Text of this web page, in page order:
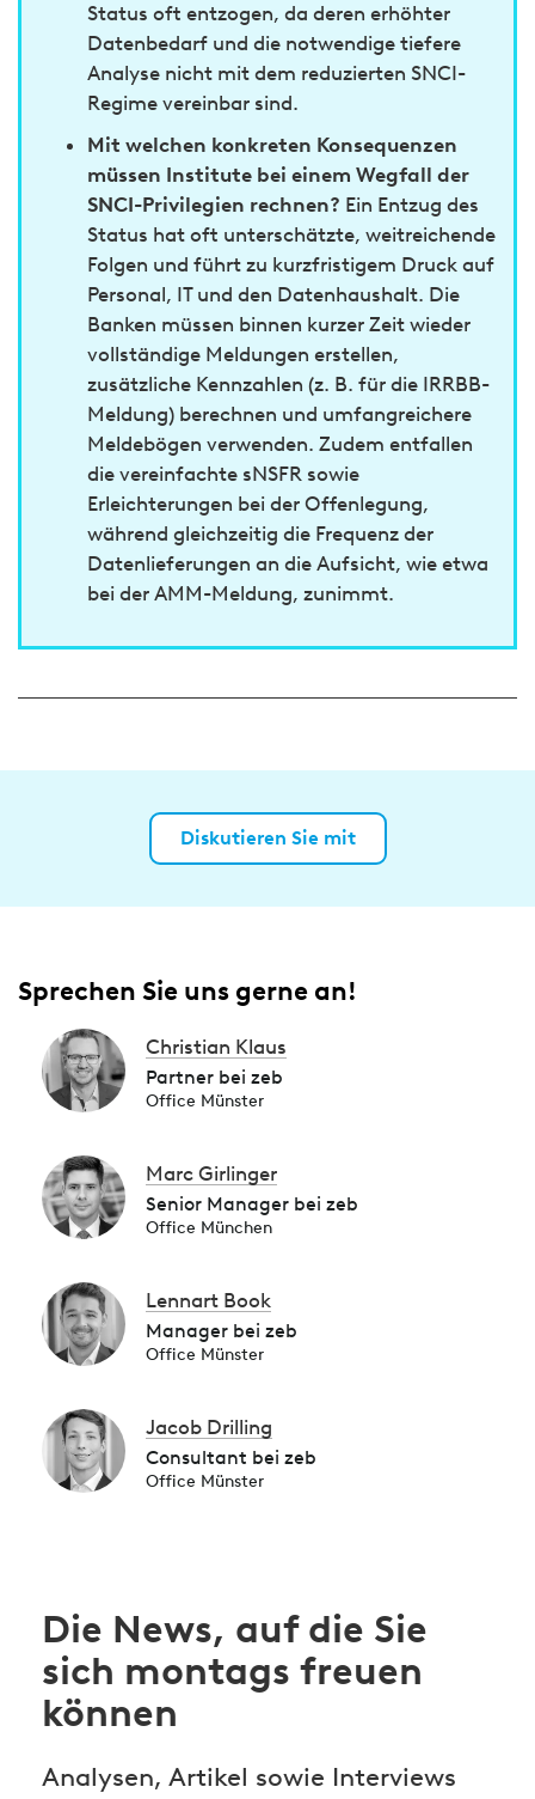
Status oft entzogen, da deren erhöhter
Datenbedarf und die notwendige tiefere
Analyse nicht mit dem reduzierten SNCI-
Regime vereinbar sind.
Mit welchen konkreten Konsequenzen
müssen Institute bei einem Wegfall der
SNCI-Privilegien rechnen? Ein Entzug des
Status hat oft unterschätzte, weitreichende
Folgen und führt zu kurzfristigem Druck auf
Personal, IT und den Datenhaushalt. Die
Banken müssen binnen kurzer Zeit wieder
vollständige Meldungen erstellen,
zusätzliche Kennzahlen (z. B. für die IRRBB-
Meldung) berechnen und umfangreichere
Meldebögen verwenden. Zudem entfallen
die vereinfachte sNSFR sowie
Erleichterungen bei der Offenlegung,
während gleichzeitig die Frequenz der
Datenlieferungen an die Aufsicht, wie etwa
bei der AMM-Meldung, zunimmt.
Diskutieren Sie mit
Sprechen Sie uns gerne an!
Christian Klaus
Partner bei zeb
Office Münster
Marc Girlinger
Senior Manager bei zeb
Office München
Lennart Book
Manager bei zeb
Office Münster
Jacob Drilling
Consultant bei zeb
Office Münster
Die News, auf die Sie
sich montags freuen
können
Analysen, Artikel sowie Interviews